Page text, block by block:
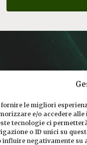
fornire le migliori
e/o accedere
tecnologie ci
o ID unici su
influire negativamente su
CHI